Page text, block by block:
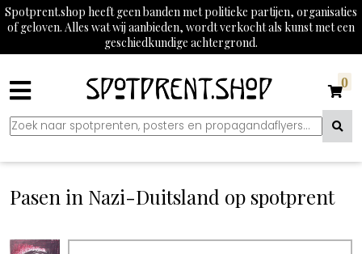
Spotprent.shop heeft geen banden met politieke partijen, organisaties
of geloven. Alles wat wij aanbieden, wordt verkocht als kunst met een
geschiedkundige achtergrond.
0
Pasen in Nazi-Duitsland op spotprent